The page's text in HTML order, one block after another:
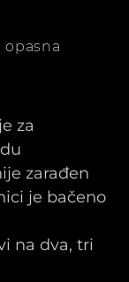
opasna
za
zarađen
je bačeno
na dva, tri